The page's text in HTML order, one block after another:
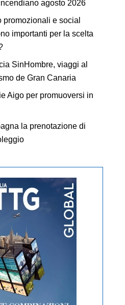
agosto 2026
promozionali e social
importanti per la scelta
SinHombre, viaggi al
de Gran Canaria
Aigo per promuoversi in
la prenotazione di